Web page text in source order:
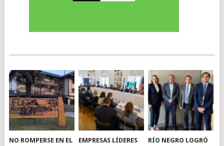
NO ROMPERSE EN EL EMPRESAS LÍDERES RÍO NEGRO LOGRÓ